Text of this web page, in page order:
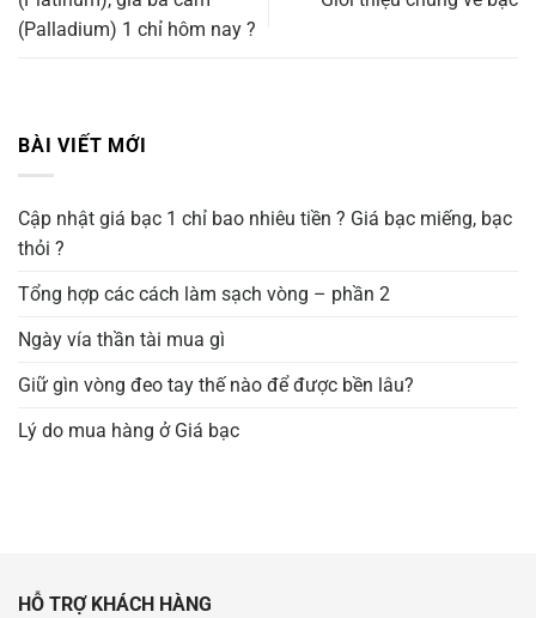
(Palladium) 1 chỉ hôm nay ?
BÀI VIẾT MỚI
Cập nhật giá bạc 1 chỉ bao nhiêu tiền ? Giá bạc miếng, bạc
thỏi ?
Tổng hợp các cách làm sạch vòng – phần 2
Ngày vía thần tài mua gì
Giữ gìn vòng đeo tay thế nào để được bền lâu?
Lý do mua hàng ở Giá bạc
HỖ TRỢ KHÁCH HÀNG